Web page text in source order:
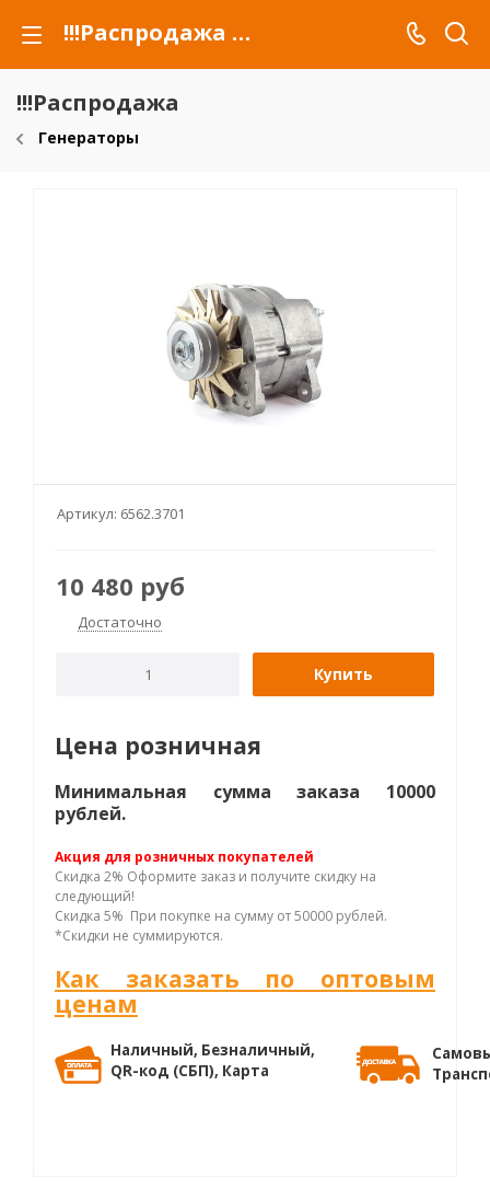
!!!Распродажа для автомобилей российских марок и сельхозтехники
!!!Распродажа
Генераторы
Артикул: 6562.3701
10 480 руб
Достаточно
Купить
Цена розничная
Минимальная сумма заказа 10000
рублей.
Акция для розничных покупателей
Скидка 2% Оформите заказ и получите скидку на
следующий!
Скидка 5% При покупке на сумму от 50000 рублей.
*Скидки не суммируются.
Как заказать по оптовым
ценам
Наличный, Безналичный,
QR-код (СБП), Карта